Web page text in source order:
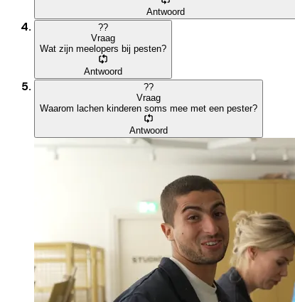
Antwoord
??
Vraag
Wat zijn meelopers bij pesten?
Antwoord
??
Vraag
Waarom lachen kinderen soms mee met een pester?
Antwoord